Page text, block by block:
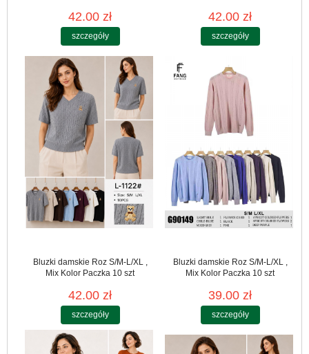
42.00 zł
szczegóły
42.00 zł
szczegóły
Bluzki damskie Roz S/M-L/XL ,
Mix Kolor Paczka 10 szt
42.00 zł
szczegóły
Bluzki damskie Roz S/M-L/XL ,
Mix Kolor Paczka 10 szt
39.00 zł
szczegóły